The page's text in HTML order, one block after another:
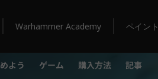
Warhammer Academy ペイント
よう ゲーム 購入方法 記事